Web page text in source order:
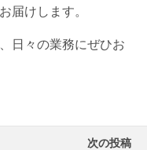
届けします。
日々の業務にぜひお
次の投稿